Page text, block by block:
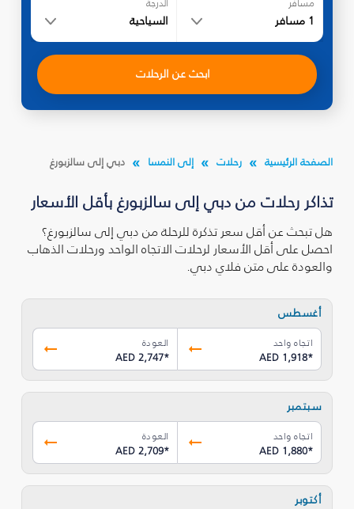
مسافر
1 مسافر
الدرجة
السياحية
ابحث عن الرحلات
الصفحة الرئيسية رحلات إلى النمسا دبي إلى سالزبورغ
تذاكر رحلات من دبي إلى سالزبورغ بأقل الأسعار
هل تبحث عن أقل سعر تذكرة للرحلة من دبي إلى سالزبورغ؟
احصل على أقل الأسعار لرحلات الاتجاه الواحد ورحلات الذهاب
والعودة على متن فلاي دبي.
أغسطس
اتجاه واحد
AED 1,918*
العودة
AED 2,747*
سبتمبر
اتجاه واحد
AED 1,880*
العودة
AED 2,709*
أكتوبر